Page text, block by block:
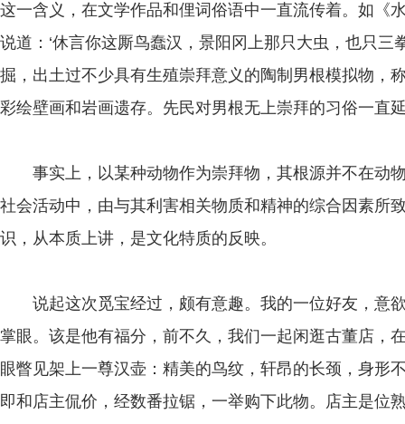
这一含义，在文学作品和俚词俗语中一直流传着。如《
说道：‘休言你这厮鸟蠢汉，景阳冈上那只大虫，也只三
掘，出土过不少具有生殖崇拜意义的陶制男根模拟物，
彩绘壁画和岩画遗存。先民对男根无上崇拜的习俗一直
事实上，以某种动物作为崇拜物，其根源并不在动
社会活动中，由与其利害相关物质和精神的综合因素所
识，从本质上讲，是文化特质的反映。
说起这次觅宝经过，颇有意趣。我的一位好友，意
掌眼。该是他有福分，前不久，我们一起闲逛古董店，
眼瞥见架上一尊汉壶：精美的鸟纹，轩昂的长颈，身形
即和店主侃价，经数番拉锯，一举购下此物。店主是位